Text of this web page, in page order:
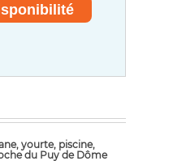
yourte, piscine,
du Puy de Dôme